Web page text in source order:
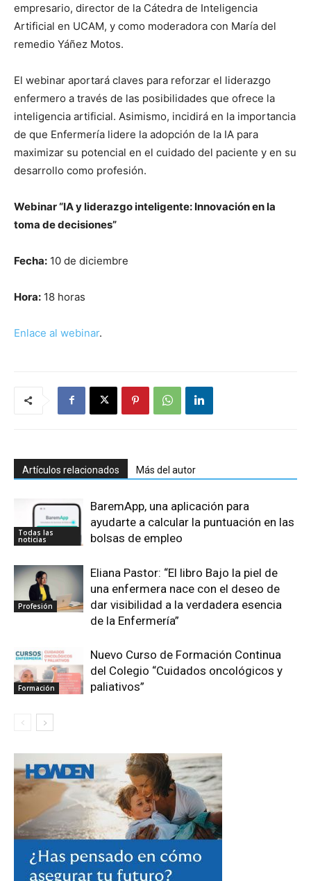
empresario, director de la Cátedra de Inteligencia
Artificial en UCAM, y como moderadora con María del
remedio Yáñez Motos.
El webinar aportará claves para reforzar el liderazgo
enfermero a través de las posibilidades que ofrece la
inteligencia artificial. Asimismo, incidirá en la importancia
de que Enfermería lidere la adopción de la IA para
maximizar su potencial en el cuidado del paciente y en su
desarrollo como profesión.
Webinar “IA y liderazgo inteligente: Innovación en la
toma de decisiones”
Fecha: 10 de diciembre
Hora: 18 horas
Enlace al webinar.
Artículos relacionados Más del autor
Todas las
noticias
BaremApp, una aplicación para
ayudarte a calcular la puntuación en las
bolsas de empleo
Profesión
Eliana Pastor: “El libro Bajo la piel de
una enfermera nace con el deseo de
dar visibilidad a la verdadera esencia
de la Enfermería”
Formación
Nuevo Curso de Formación Continua
del Colegio “Cuidados oncológicos y
paliativos”